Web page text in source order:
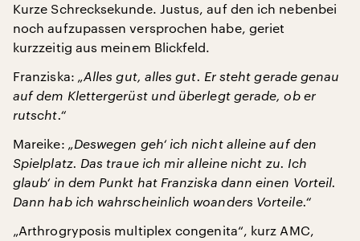
Kurze Schrecksekunde. Justus, auf den ich nebenbei
noch aufzupassen versprochen habe, geriet
kurzzeitig aus meinem Blickfeld.
Franziska: „Alles gut, alles gut. Er steht gerade genau
auf dem Klettergerüst und überlegt gerade, ob er
rutscht.“
Mareike: „Deswegen geh‘ ich nicht alleine auf den
Spielplatz. Das traue ich mir alleine nicht zu. Ich
glaub‘ in dem Punkt hat Franziska dann einen Vorteil.
Dann hab ich wahrscheinlich woanders Vorteile.“
„Arthrogryposis multiplex congenita“, kurz AMC,